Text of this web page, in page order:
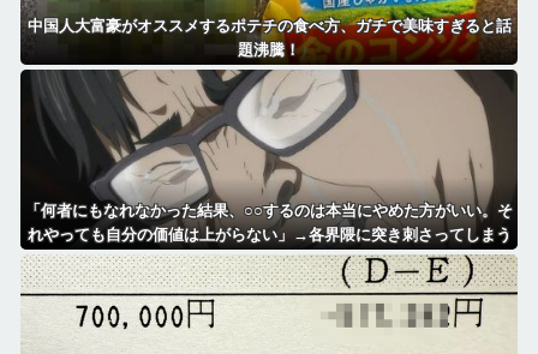
中国人大富豪がオススメするポテチの食べ方、ガチで美味すぎると話
題沸騰！
「何者にもなれなかった結果、○○するのは本当にやめた方がいい。そ
れやっても自分の価値は上がらない」→各界隈に突き刺さってしまう